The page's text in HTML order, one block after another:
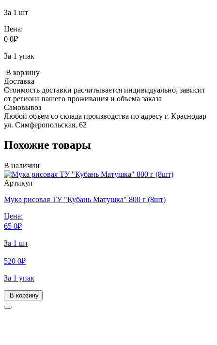
За 1 шт
Цена:
0 0₽
За 1 упак
В корзину
Доставка
Стоимость доставки расчитывается индивидуально, зависит
от региона вашего проживания и объема заказа
Самовывоз
Любой объем со склада производства по адресу г. Краснодар
ул. Симферопольская, 62
Похожие товары
В наличии
Артикул
Мука рисовая ТУ "Кубань Матушка" 800 г (8шт)
Цена:
65 0₽
За 1 шт
520 0₽
За 1 упак
В корзину